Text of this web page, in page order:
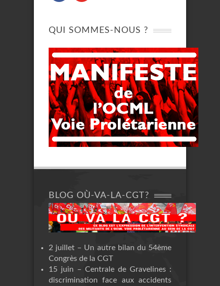
QUI SOMMES-NOUS ?
BLOG OÙ-VA-LA-CGT?
2 juillet – Un autre bilan du 54ème
Congrès de la CGT
15 juin – Centrale de Gravelines :
discrimination face aux accidents